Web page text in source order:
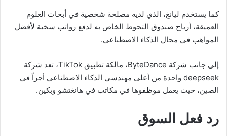
كما يستخدم ليانغ، الذي لديه مصلحة شخصية في أبحاث العلوم
العميقة، أرباح صندوق التحوط الخاص به لدفع رواتب سخية لأفضل
المواهب في مجال الذكاء الاصطناعي.
إلى جانب شركة ByteDance، مالكة تطبيق TikTok، تعد شركة
deepseek واحدة من أعلى مهندسي الذكاء الاصطناعي أجراً في
الصين، حيث يعمل موظفوها في مكاتب في هانغتشو وبكين.
رد فعل السوق